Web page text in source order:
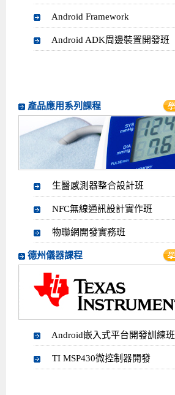
Android Framework
Android ADK周邊裝置開發班
產品應用系列課程
生醫感測器整合設計班
NFC無線通訊設計實作班
物聯網開發實務班
德州儀器課程
Android嵌入式平台開發訓練班
TI MSP430微控制器開發